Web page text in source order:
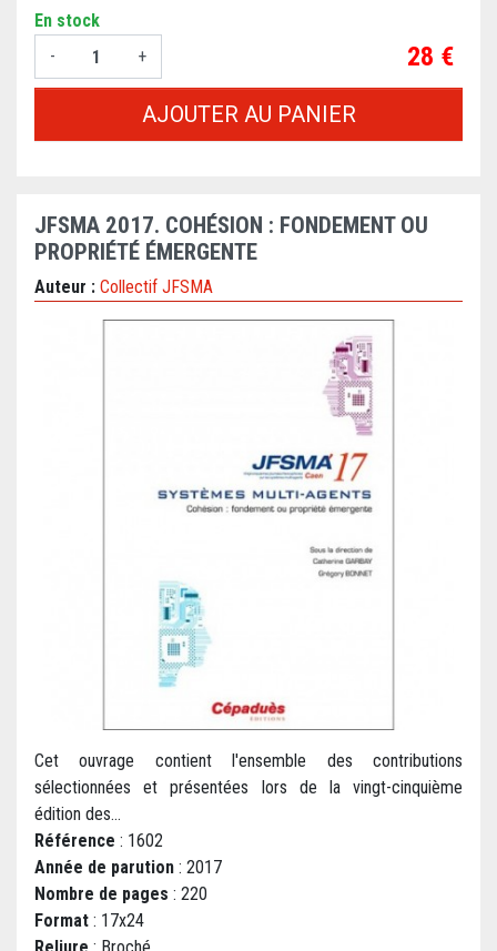
En stock
-
+ Prix
28 €
AJOUTER AU PANIER
JFSMA 2017. COHÉSION : FONDEMENT OU
PROPRIÉTÉ ÉMERGENTE
Auteur : Collectif JFSMA
Cet ouvrage contient l'ensemble des contributions
sélectionnées et présentées lors de la vingt-cinquième
édition des...
Référence : 1602
Année de parution : 2017
Nombre de pages : 220
Format : 17x24